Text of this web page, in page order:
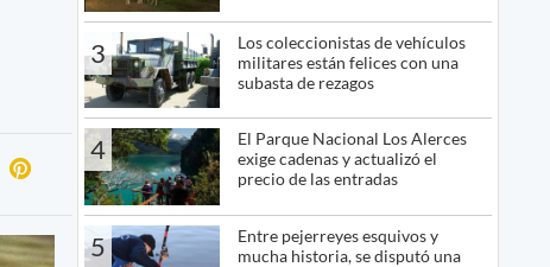
3
Los coleccionistas de vehículos
militares están felices con una
subasta de rezagos
4
El Parque Nacional Los Alerces
exige cadenas y actualizó el
precio de las entradas
5
Entre pejerreyes esquivos y
mucha historia, se disputó una